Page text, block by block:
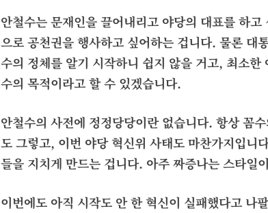
안철수는 문재인을 끌어내리고 야당의 대표를 하
으로 공천권을 행사하고 싶어하는 겁니다. 물론 대
수의 정체를 알기 시작하니 쉽지 않을 거고, 최소
수의 목적이라고 할 수 있겠습니다.
안철수의 사전에 정정당당이란 없습니다. 항상 꼼
도 그렇고, 이번 야당 혁신위 사태도 마찬가지입니
들을 지치게 만드는 겁니다. 아주 짜증나는 스타일
이번에도 아직 시작도 안 한 혁신이 실패했다고 나